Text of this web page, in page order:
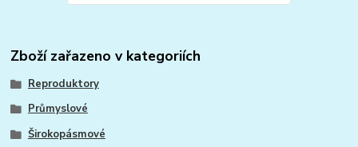
Zboží zařazeno v kategoriích
Reproduktory
Průmyslové
Širokopásmové